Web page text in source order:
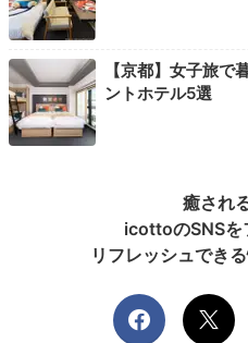
客室 朝食イメージ
宿で朝食の提供がないので
いただきましょう。京都駅
です。また、美味しいパン
【京都】女子旅で
ントホテル5選
癒され
icottoのSNSを
リフレッシュでき